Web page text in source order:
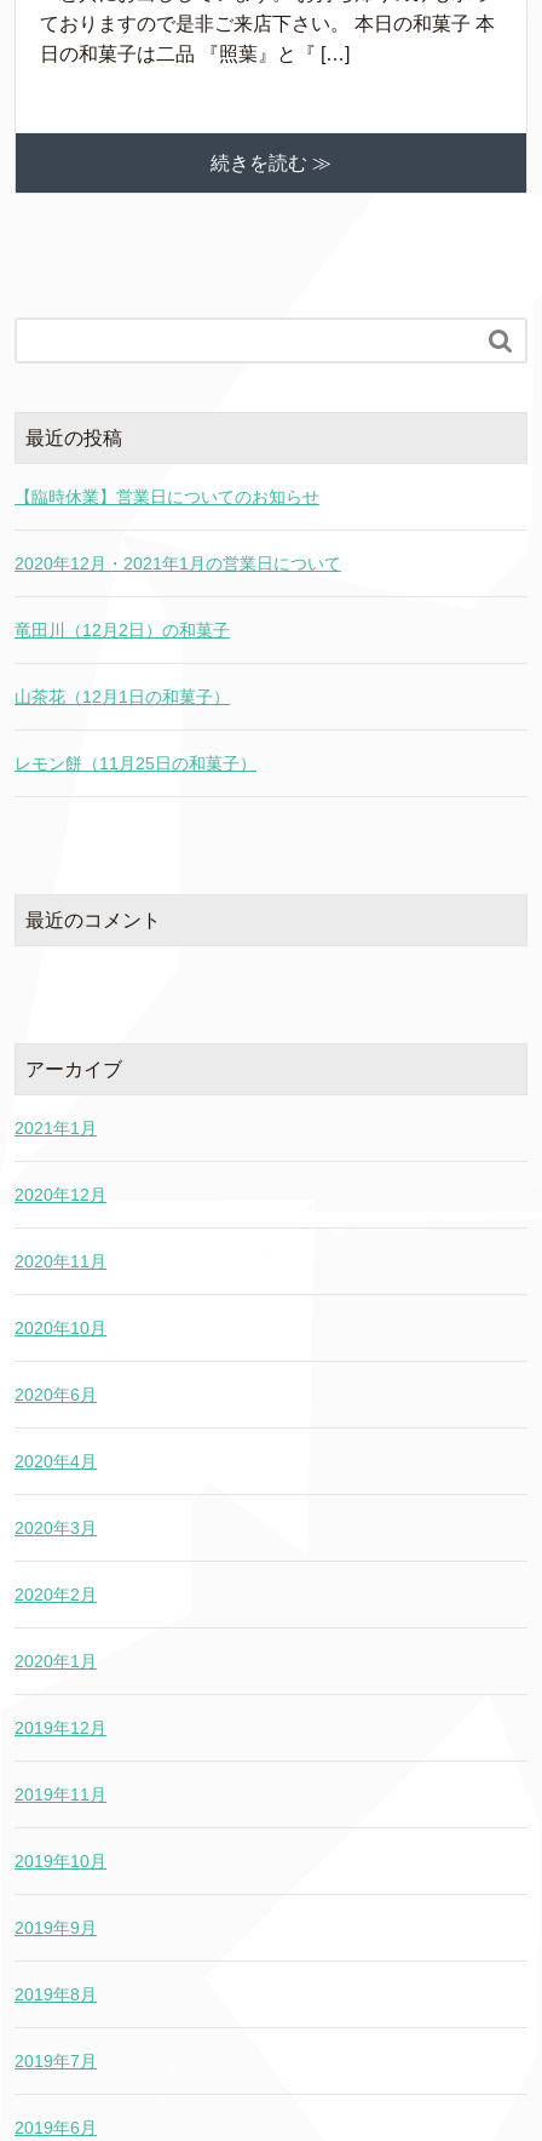
ておりますので是非ご来店下さい。 本日の和菓子 本
日の和菓子は二品 『照葉』と『 […]
続きを読む ≫

最近の投稿
【臨時休業】営業日についてのお知らせ
2020年12月・2021年1月の営業日について
竜田川（12月2日）の和菓子
山茶花（12月1日の和菓子）
レモン餅（11月25日の和菓子）
最近のコメント
アーカイブ
2021年1月
2020年12月
2020年11月
2020年10月
2020年6月
2020年4月
2020年3月
2020年2月
2020年1月
2019年12月
2019年11月
2019年10月
2019年9月
2019年8月
2019年7月
2019年6月